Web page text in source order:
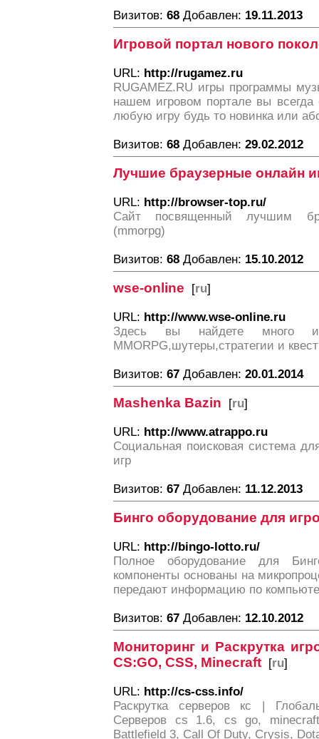
Визитов: 68 Добавлен: 19.11.2013
Игровой портал нового
URL: http://rugamez.ru
RUGAMEZ.RU игры программы
нашем игровом портале вы всегда
любую игру будь то новинка или
Визитов: 68 Добавлен: 29.02.2012
Лучшие браузерные онлайн
URL: http://browser-top.ru/
Сайт посвященный лучшим
(mmorpg)
Визитов: 68 Добавлен: 15.10.2012
wse-online [ru]
URL: http://www.wse-online.ru
Здесь вы найдете много
MMORPG,шутеры,стратегии и
Визитов: 67 Добавлен: 20.01.2014
Mashenka Bazin [ru]
URL: http://www.atrappo.ru
Социальная поисковая система
игр
Визитов: 67 Добавлен: 11.12.2013
Бинго оборудование для
URL: http://bingo-lotto.ru/
Полное оборудование для
компоненты основаны на
передают информацию по
Визитов: 67 Добавлен: 12.10.2012
Мониторинг и Раскрутка
CS:GO, CSS, Minecraft [ru]
URL: http://cs-css.info/
Раскрутка серверов кс |
Серверов cs 1.6, cs go,
Battlefield 3, Call Of Duty, Crysis,